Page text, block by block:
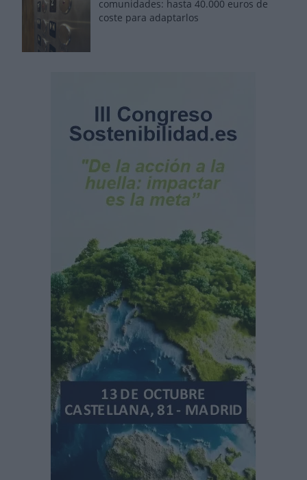
comunidades: hasta 40.000 euros de
coste para adaptarlos